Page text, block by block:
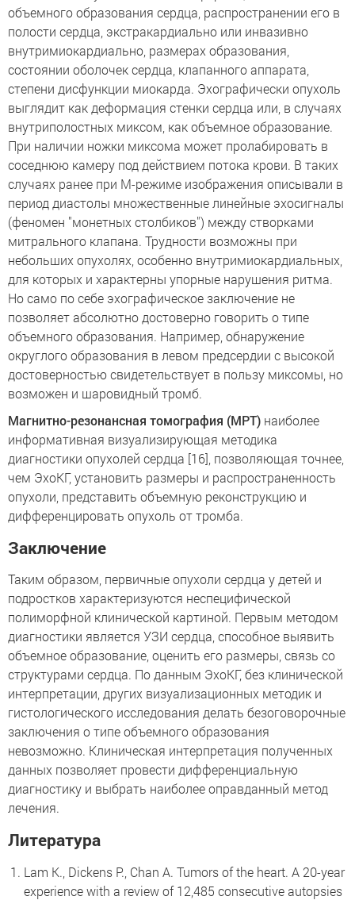
объемного образования сердца, распространении его в
полости сердца, экстракардиально или инвазивно
внутримиокардиально, размерах образования,
состоянии оболочек сердца, клапанного аппарата,
степени дисфункции миокарда. Эхографически опухоль
выглядит как деформация стенки сердца или, в случаях
внутриполостных миксом, как объемное образование.
При наличии ножки миксома может пролабировать в
соседнюю камеру под действием потока крови. В таких
случаях ранее при М-режиме изображения описывали в
период диастолы множественные линейные эхосигналы
(феномен "монетных столбиков") между створками
митрального клапана. Трудности возможны при
небольших опухолях, особенно внутримиокардиальных,
для которых и характерны упорные нарушения ритма.
Но само по себе эхографическое заключение не
позволяет абсолютно достоверно говорить о типе
объемного образования. Например, обнаружение
округлого образования в левом предсердии с высокой
достоверностью свидетельствует в пользу миксомы, но
возможен и шаровидный тромб.
Магнитно-резонансная томография (МРТ) наиболее
информативная визуализирующая методика
диагностики опухолей сердца [16], позволяющая точнее,
чем ЭхоКГ, установить размеры и распространенность
опухоли, представить объемную реконструкцию и
дифференцировать опухоль от тромба.
Заключение
Таким образом, первичные опухоли сердца у детей и
подростков характеризуются неспецифической
полиморфной клинической картиной. Первым методом
диагностики является УЗИ сердца, способное выявить
объемное образование, оценить его размеры, связь со
структурами сердца. По данным ЭхоКГ, без клинической
интерпретации, других визуализационных методик и
гистологического исследования делать безоговорочные
заключения о типе объемного образования
невозможно. Клиническая интерпретация полученных
данных позволяет провести дифференциальную
диагностику и выбрать наиболее оправданный метод
лечения.
Литература
Lam K., Dickens P., Chan A. Tumors of the heart. A 20-year
experience with a review of 12,485 consecutive autopsies